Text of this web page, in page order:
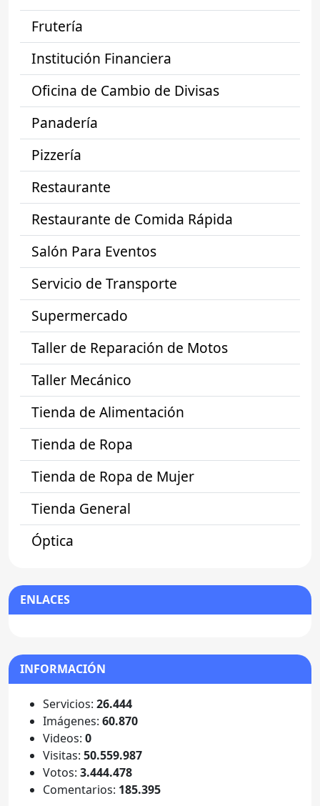
Frutería
Institución Financiera
Oficina de Cambio de Divisas
Panadería
Pizzería
Restaurante
Restaurante de Comida Rápida
Salón Para Eventos
Servicio de Transporte
Supermercado
Taller de Reparación de Motos
Taller Mecánico
Tienda de Alimentación
Tienda de Ropa
Tienda de Ropa de Mujer
Tienda General
Óptica
ENLACES
INFORMACIÓN
Servicios: 26.444
Imágenes: 60.870
Videos: 0
Visitas: 50.559.987
Votos: 3.444.478
Comentarios: 185.395